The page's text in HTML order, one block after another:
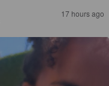
17 hours ago